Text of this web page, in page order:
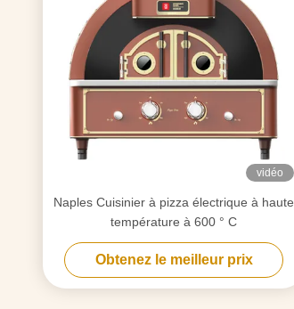
vidéo
Naples Cuisinier à pizza électrique à haute
température à 600 ° C
Obtenez le meilleur prix